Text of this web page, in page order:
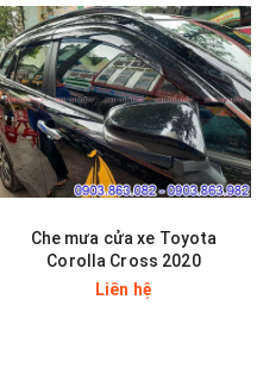
Che mưa cửa xe Toyota
Corolla Cross 2020
Liên hệ